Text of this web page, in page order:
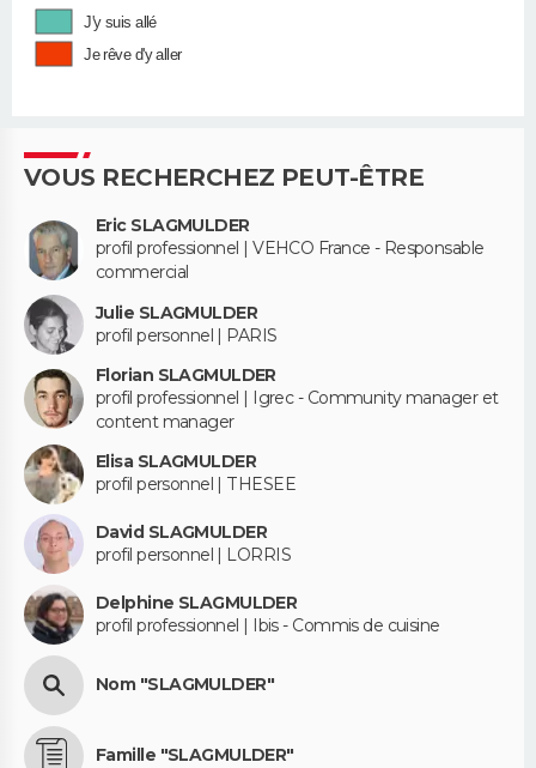
J'y suis allé
Je rêve d'y aller
VOUS RECHERCHEZ PEUT-ÊTRE
Eric SLAGMULDER
profil professionnel | VEHCO France - Responsable
commercial
Julie SLAGMULDER
profil personnel | PARIS
Florian SLAGMULDER
profil professionnel | Igrec - Community manager et
content manager
Elisa SLAGMULDER
profil personnel | THESEE
David SLAGMULDER
profil personnel | LORRIS
Delphine SLAGMULDER
profil professionnel | Ibis - Commis de cuisine
Nom "SLAGMULDER"
Famille "SLAGMULDER"